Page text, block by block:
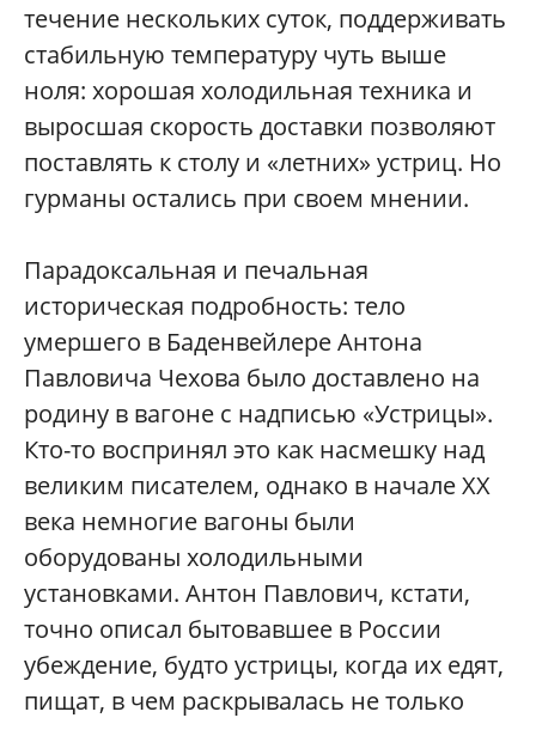
течение нескольких суток, поддерживать
стабильную температуру чуть выше
ноля: хорошая холодильная техника и
выросшая скорость доставки позволяют
поставлять к столу и «летних» устриц. Но
гурманы остались при своем мнении.
Парадоксальная и печальная
историческая подробность: тело
умершего в Баденвейлере Антона
Павловича Чехова было доставлено на
родину в вагоне с надписью «Устрицы».
Кто-то воспринял это как насмешку над
великим писателем, однако в начале XX
века немногие вагоны были
оборудованы холодильными
установками. Антон Павлович, кстати,
точно описал бытовавшее в России
убеждение, будто устрицы, когда их едят,
пищат, в чем раскрывалась не только